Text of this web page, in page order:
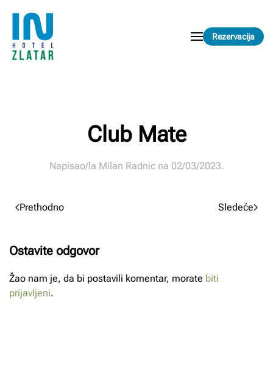
Skip to main content Rezervacija
Club Mate
Napisao/la Milan Radnicna 02/03/2023.
Prethodno Sledeće
Ostavite odgovor
Žao nam je, da bi postavili komentar, morate biti
prijavljeni.